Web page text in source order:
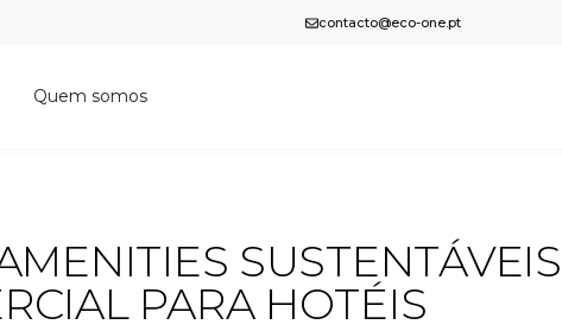
contacto@eco-one.pt
Quem somos
PARA HOTÉIS